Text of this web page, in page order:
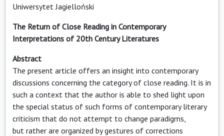
Uniwersytet Jagielloński
The Return of Close Reading in Contemporary
Interpretations of 20th Century Literatures
Abstract
The present article offers an insight into contemporary
discussions concerning the category of close reading. It is in
such a context that the author is able to shed light upon
the special status of such forms of contemporary literary
criticism that do not attempt to change paradigms,
but rather are organized by gestures of corrections